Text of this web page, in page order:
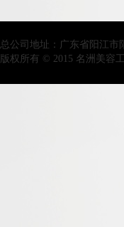
总公司地址：广东省阳江市
版权所有 © 2015 名洲美容